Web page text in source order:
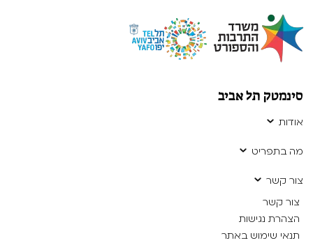
סינמטק תל אביב
אודות
מה בתפריט
צור קשר
צור קשר
הצהרת נגישות
תנאי שימוש באתר